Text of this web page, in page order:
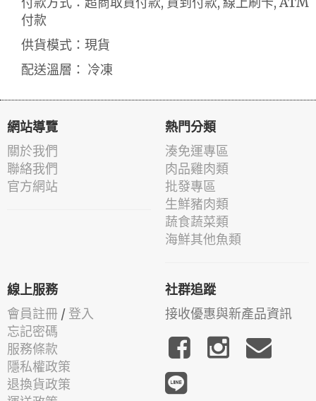
付款
供貨模式：現貨
配送溫層： 冷凍
網站導覽
關於我們
聯絡我們
官方網站
熱門分類
湊免運專區
肉品雞肉類
批發專區
生鮮豬肉類
蔬食蔬菜類
海鮮其他魚類
線上服務
會員註冊 / 登入
忘記密碼
服務條款
隱私權政策
退換貨政策
社群追蹤
接收優惠與新產品資訊